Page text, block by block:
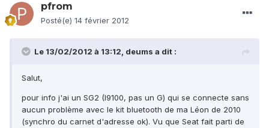
pfrom
Posté(e) 14 février 2012
Le 13/02/2012 à 13:12, deums a dit :
Salut,
pour info j'ai un SG2 (I9100, pas un G) qui se connecte sans
aucun problème avec le kit bluetooth de ma Léon de 2010
(synchro du carnet d'adresse ok). Vu que Seat fait parti de